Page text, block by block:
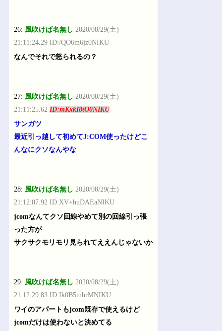
26: 風吹けば名無し 2020/08/29(土)
21:11:24.29 ID:/QO6m6jz0NIKU
なんでそれで怒られるの？
27: 風吹けば名無し 2020/08/29(土)
21:11:25.62ID:mKxkI8tO0NIKU
サンガツ
最近引っ越して初めてJ:COM使ったけどこ
んなにクソなんやな
28: 風吹けば名無し 2020/08/29(土)
21:12:07.92 ID:XV+huDAEaNIKU
jcomなんてクソ回線やめて別の回線引っ張
った方が
サクサクモリモリ見られてええんじゃないか
29: 風吹けば名無し 2020/08/29(土)
21:12:29.83 ID:Ik0B5mhrMNIKU
ワイのアパートもjcom既存で使えるけど
jcomだけは使わないと決めてる